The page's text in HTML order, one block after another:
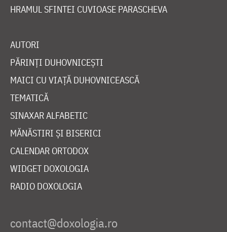
HRAMUL SFINTEI CUVIOASE PARASCHEVA
AUTORI
PĂRINȚI DUHOVNICEȘTI
MAICI CU VIAȚĂ DUHOVNICEASCĂ
TEMATICĂ
SINAXAR ALFABETIC
MĂNĂSTIRI ȘI BISERICI
CALENDAR ORTODOX
WIDGET DOXOLOGIA
RADIO DOXOLOGIA